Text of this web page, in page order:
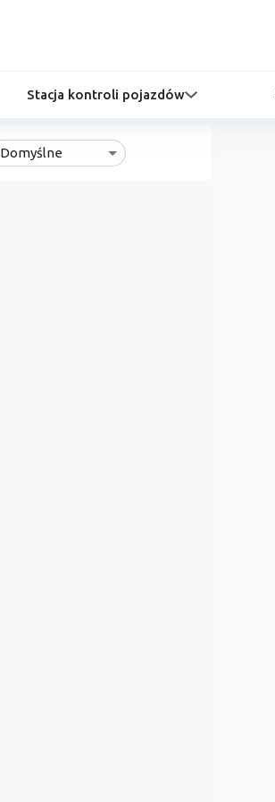
Stacja kontroli pojazdów
Domyślne